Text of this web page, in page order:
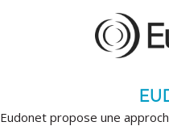
Eudonet propose une